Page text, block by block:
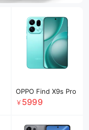
OPPO Find X9s Pro
￥ 5999